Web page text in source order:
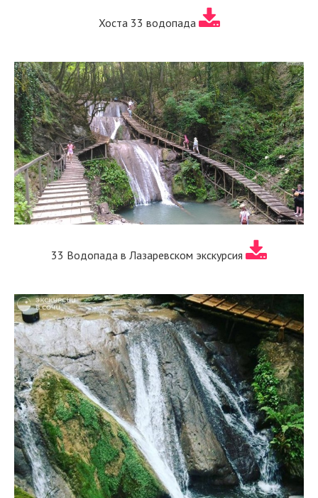
Хоста 33 водопада
33 Водопада в Лазаревском экскурсия